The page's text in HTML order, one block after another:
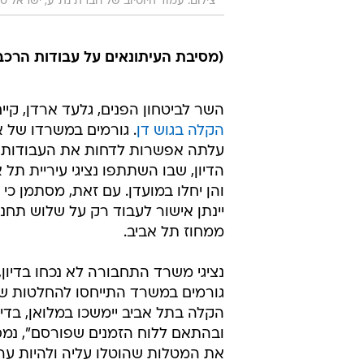
צילום: עמוד היוטיוב של חברת נת"ע, ישראל
(מסיבת העיתונאים על עבודות
השר לביטחון הפנים, גלעד ארדן,
הקלה בגוש דן
. גורמים במשרדו
הדיון, שבו השתתפו נציגי